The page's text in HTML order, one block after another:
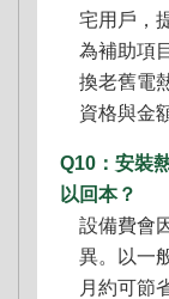
宅用戶，
為補助項
換老舊電
資格與金
Q10：安裝
以回本？
設備費會
異。以一
月約可節